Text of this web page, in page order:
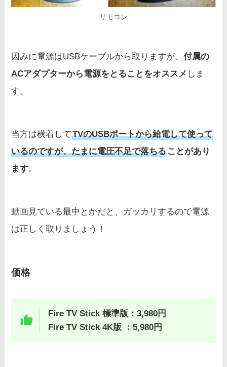
リモコン
因みに電源はUSBケーブルから取りますが、付属の
ACアダプターから電源をとることをオススメ しま
す。
当方は横着してTVのUSBポートから給電して使って
いるのですが、たまに電圧不足で落ちることがあり
ます。
動画見ている最中とかだと、ガッカリするので電源
は正しく取りましょう！
価格
Fire TV Stick 標準版：3,980円
Fire TV Stick 4K版 ：5,980円